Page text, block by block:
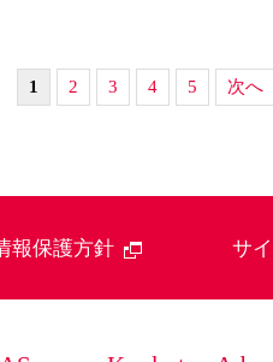
1 2 3 4 5 次へ
報保護方針 サ